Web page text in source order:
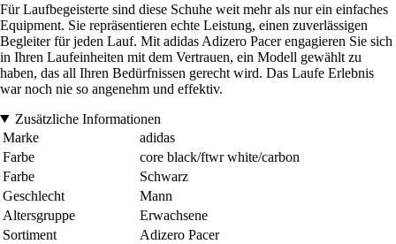
Für Laufbegeisterte sind diese Schuhe weit mehr als nur ein einfaches
Equipment. Sie repräsentieren echte Leistung, einen zuverlässigen
Begleiter für jeden Lauf. Mit adidas Adizero Pacer engagieren Sie sich
in Ihren Laufeinheiten mit dem Vertrauen, ein Modell gewählt zu
haben, das all Ihren Bedürfnissen gerecht wird. Das Laufe Erlebnis
war noch nie so angenehm und effektiv.
Zusätzliche Informationen
Marke
adidas
Farbe
core black/ftwr white/carbon
Farbe
Schwarz
Geschlecht
Mann
Altersgruppe
Erwachsene
Sortiment
Adizero Pacer